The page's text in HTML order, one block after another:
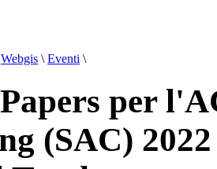
Webgis \ Eventi \
per
(SAC)